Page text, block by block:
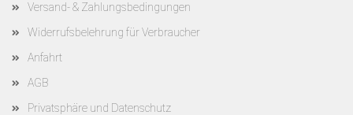
Versand- & Zahlungsbedingungen
Widerrufsbelehrung für Verbraucher
Anfahrt
AGB
Privatsphäre und Datenschutz